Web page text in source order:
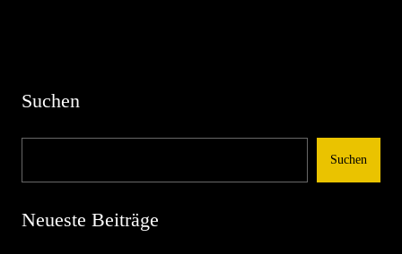
Suchen
Suchen
Neueste Beiträge